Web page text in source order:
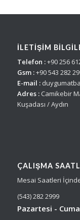
İLETİŞİM
Telefon :+90 256
Gsm :+90 543 282
E-mail :
Adres :Camikebir
Kuşadası / Aydın
ÇALIŞMA
Mesai Saatleri
(543) 282 2999
Pazartesi -